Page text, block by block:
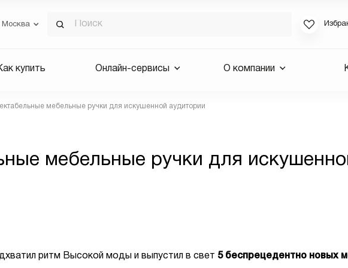
Москва
купить Онлайн-сервисы О компании
мебельные ручки для искушенной аудитории
мебельные ручки для
ритм Высокой моды и выпустил в свет 5 беспрецедентно новых
Если вы
для смены